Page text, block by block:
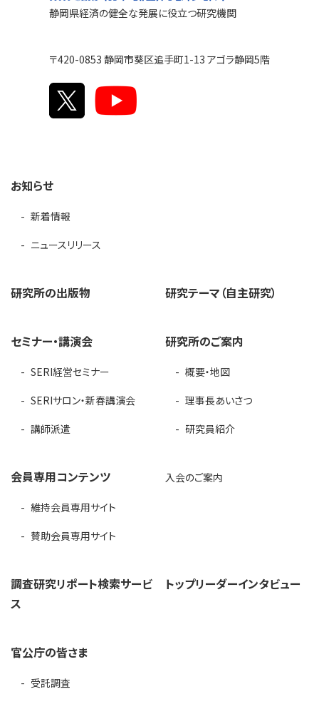
静岡県経済の健全な発展に役立つ研究機関
〒420-0853 静岡市葵区追手町1-13 アゴラ静岡5階
お知らせ
新着情報
ニュースリリース
研究所の出版物 研究テーマ（自主研究）
セミナー・講演会
SERI経営セミナー
SERIサロン・新春講演会
講師派遣
研究所のご案内
概要・地図
理事長あいさつ
研究員紹介
会員専用コンテンツ
維持会員専用サイト
賛助会員専用サイト
入会のご案内
調査研究リポート検索サービ
ス
トップリーダーインタビュー
官公庁の皆さま
受託調査